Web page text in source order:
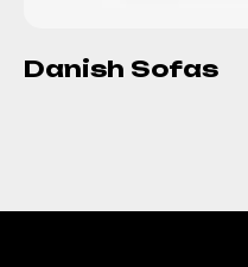
Danish Sofas